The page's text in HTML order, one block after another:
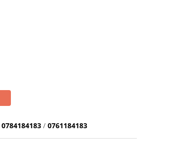
0784184183 / 0761184183